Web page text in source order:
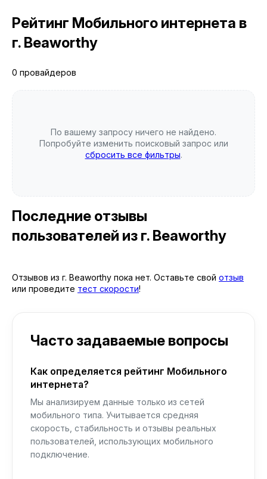
Рейтинг Мобильного интернета в
г. Beaworthy
0 провайдеров
По вашему запросу ничего не найдено.
Попробуйте изменить поисковый запрос или
сбросить все фильтры.
Последние отзывы
пользователей из г. Beaworthy
Отзывов из г. Beaworthy пока нет. Оставьте свой отзыв
или проведите тест скорости!
Часто задаваемые вопросы
Как определяется рейтинг Мобильного
интернета?
Мы анализируем данные только из сетей
мобильного типа. Учитывается средняя
скорость, стабильность и отзывы реальных
пользователей, использующих мобильного
подключение.